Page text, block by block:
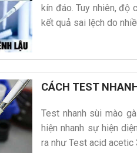
kín đáo. Tuy nhiên, độ
kết quả sai lệch do
CÁCH TEST
Test nhanh sùi mào
hiện nhanh sự hiện
ra như Test acid acetic